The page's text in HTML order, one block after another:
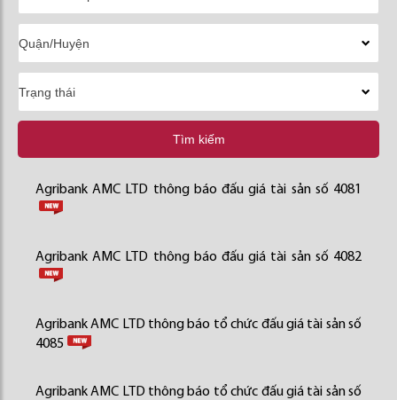
Tìm kiếm
Agribank AMC LTD thông báo đấu giá tài sản số 4081
Agribank AMC LTD thông báo đấu giá tài sản số 4082
Agribank AMC LTD thông báo tổ chức đấu giá tài sản số
4085
Agribank AMC LTD thông báo tổ chức đấu giá tài sản số